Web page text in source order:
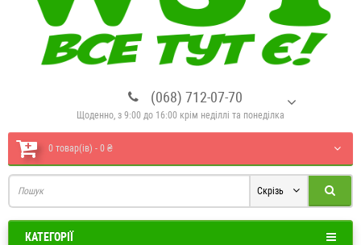
(068) 712-07-70
Щоденно, з 9:00 до 16:00 крім неділлі та понеділка
0 товар(ів) - 0 ₴
Скрізь
КАТЕГОРІЇ